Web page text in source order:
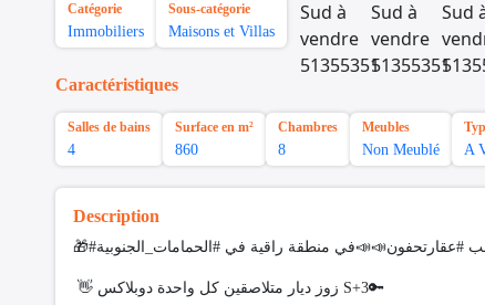
Catégorie
Immobiliers
Sous-catégorie
Maisons et Villas
Caractéristiques
Salles de bains
4
Surface en m²
860
Chambres
8
Meubles
Non Meublé A
Description
👋 زوز ديار متلاصقين كل واحدة دوبلاكس S+3🔑